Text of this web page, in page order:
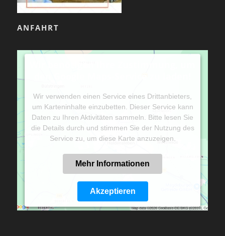
ANFAHRT
Wir verwenden einen Service eines Drittanbieters,
um Karteninhalte einzubetten. Dieser Service kann
Daten zu Ihren Aktivitäten sammeln. Bitte lesen Sie
die Details durch und stimmen Sie der Nutzung des
Service zu, um diese Karte anzuzeigen.
Mehr Informationen
Akzeptieren